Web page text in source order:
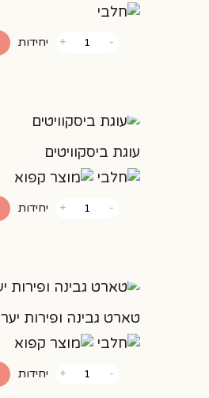
-של
+ יחידות
עוגת ביסקוויטים
-של
+ יחידות
טארט גבינה ופירות יער
-של
+ יחידות